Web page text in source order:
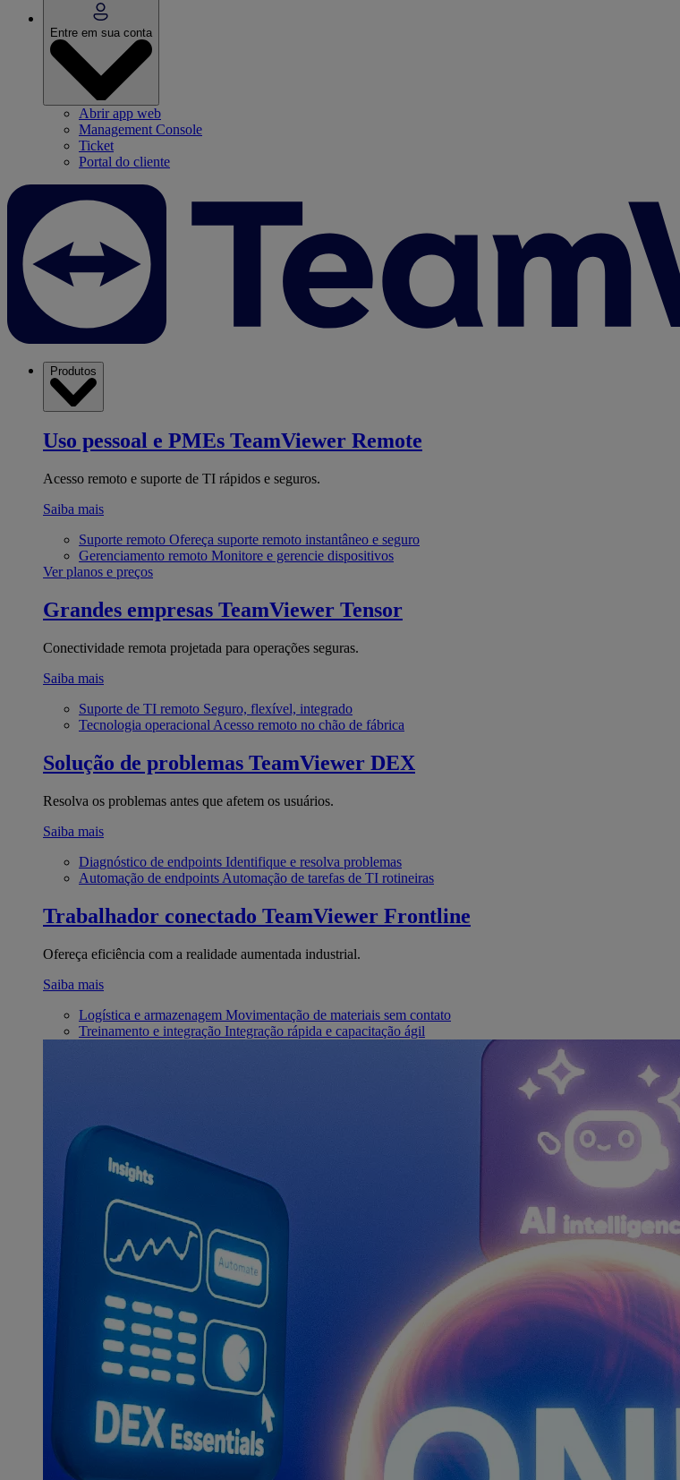
Entre em sua conta
Abrir app web
Management Console
Ticket
Portal do cliente
Produtos
Uso pessoal e PMEs TeamViewer Remote
Acesso remoto e suporte de TI rápidos e seguros.
Saiba mais
Suporte remoto Ofereça suporte remoto instantâneo e seguro
Gerenciamento remoto Monitore e gerencie dispositivos
Ver planos e preços
Grandes empresas TeamViewer Tensor
Conectividade remota projetada para operações seguras.
Saiba mais
Suporte de TI remoto Seguro, flexível, integrado
Tecnologia operacional Acesso remoto no chão de fábrica
Solução de problemas TeamViewer DEX
Resolva os problemas antes que afetem os usuários.
Saiba mais
Diagnóstico de endpoints Identifique e resolva problemas
Automação de endpoints Automação de tarefas de TI rotineiras
Trabalhador conectado TeamViewer Frontline
Ofereça eficiência com a realidade aumentada industrial.
Saiba mais
Logística e armazenagem Movimentação de materiais sem contato
Treinamento e integração Integração rápida e capacitação ágil